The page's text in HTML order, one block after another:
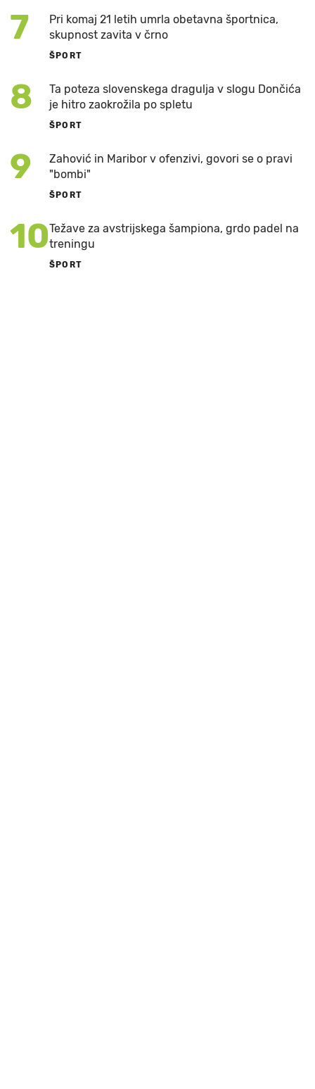
7
Pri komaj 21 letih umrla obetavna športnica,
skupnost zavita v črno
ŠPORT
8
Ta poteza slovenskega dragulja v slogu Dončića
je hitro zaokrožila po spletu
ŠPORT
9
Zahović in Maribor v ofenzivi, govori se o pravi
"bombi"
ŠPORT
10Težave za avstrijskega šampiona, grdo padel na
treningu
ŠPORT